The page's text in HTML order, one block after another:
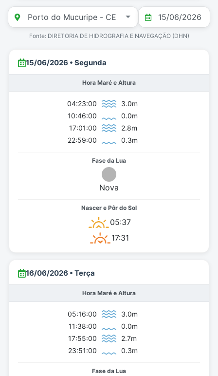
Fonte: DIRETORIA DE HIDROGRAFIA E NAVEGAÇÃO (DHN)
15/06/2026 • Segunda
Hora Maré e Altura
04:23:00
3.0m
10:46:00
0.0m
17:01:00
2.8m
22:59:00
0.3m
Nova
05:37
17:31
16/06/2026 • Terça
Hora Maré e Altura
05:16:00
3.0m
11:38:00
0.0m
17:55:00
2.7m
23:51:00
0.3m